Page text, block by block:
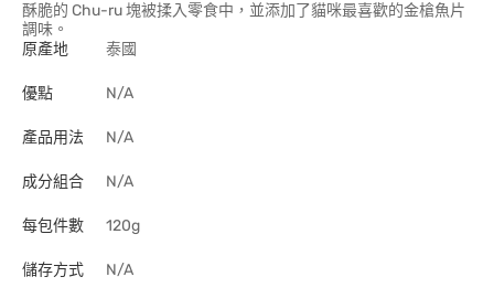
酥脆的 Chu-ru 塊被揉入零食中，並添加了貓咪最喜歡的金槍魚片
調味。
原產地
泰國
優點 N/A
產品用法 N/A
成分組合 N/A
每包件數 120g
儲存方式 N/A